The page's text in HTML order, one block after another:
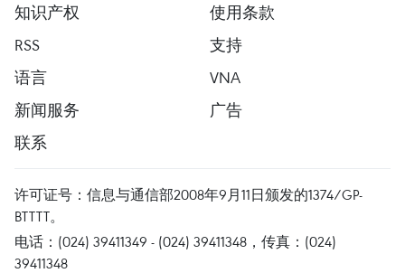
知识产权
使用条款
RSS
支持
语言
VNA
新闻服务
广告
联系
许可证号：信息与通信部2008年9月11日颁发的1374/GP-
BTTTT。
电话：(024) 39411349 - (024) 39411348，传真：(024)
39411348